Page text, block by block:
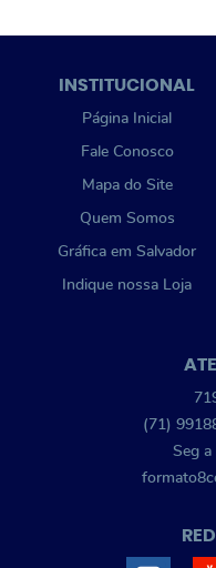
INSTITUCIONAL
Página Inicial
Fale Conosco
Mapa do Site
Quem Somos
Gráfica em Salvador
Indique nossa Loja
(71)
Seg a